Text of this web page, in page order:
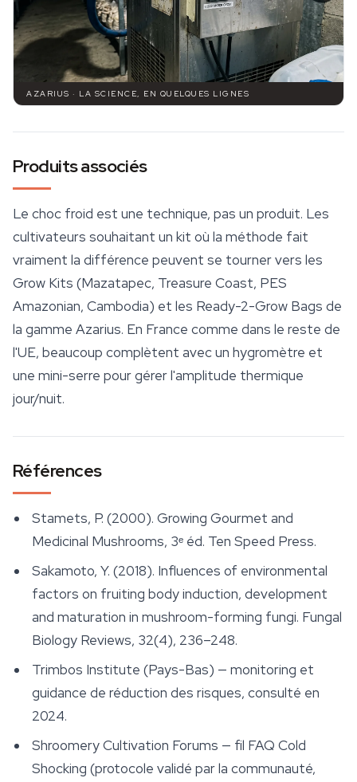
AZARIUS · LA SCIENCE, EN QUELQUES LIGNES
Produits associés
Le choc froid est une technique, pas un produit. Les
cultivateurs souhaitant un kit où la méthode fait
vraiment la différence peuvent se tourner vers les
Grow Kits (Mazatapec, Treasure Coast, PES
Amazonian, Cambodia) et les Ready-2-Grow Bags de
la gamme Azarius. En France comme dans le reste de
l'UE, beaucoup complètent avec un hygromètre et
une mini-serre pour gérer l'amplitude thermique
jour/nuit.
Références
Stamets, P. (2000). Growing Gourmet and
Medicinal Mushrooms, 3ᵉ éd. Ten Speed Press.
Sakamoto, Y. (2018). Influences of environmental
factors on fruiting body induction, development
and maturation in mushroom-forming fungi. Fungal
Biology Reviews, 32(4), 236–248.
Trimbos Institute (Pays-Bas) — monitoring et
guidance de réduction des risques, consulté en
2024.
Shroomery Cultivation Forums — fil FAQ Cold
Shocking (protocole validé par la communauté,